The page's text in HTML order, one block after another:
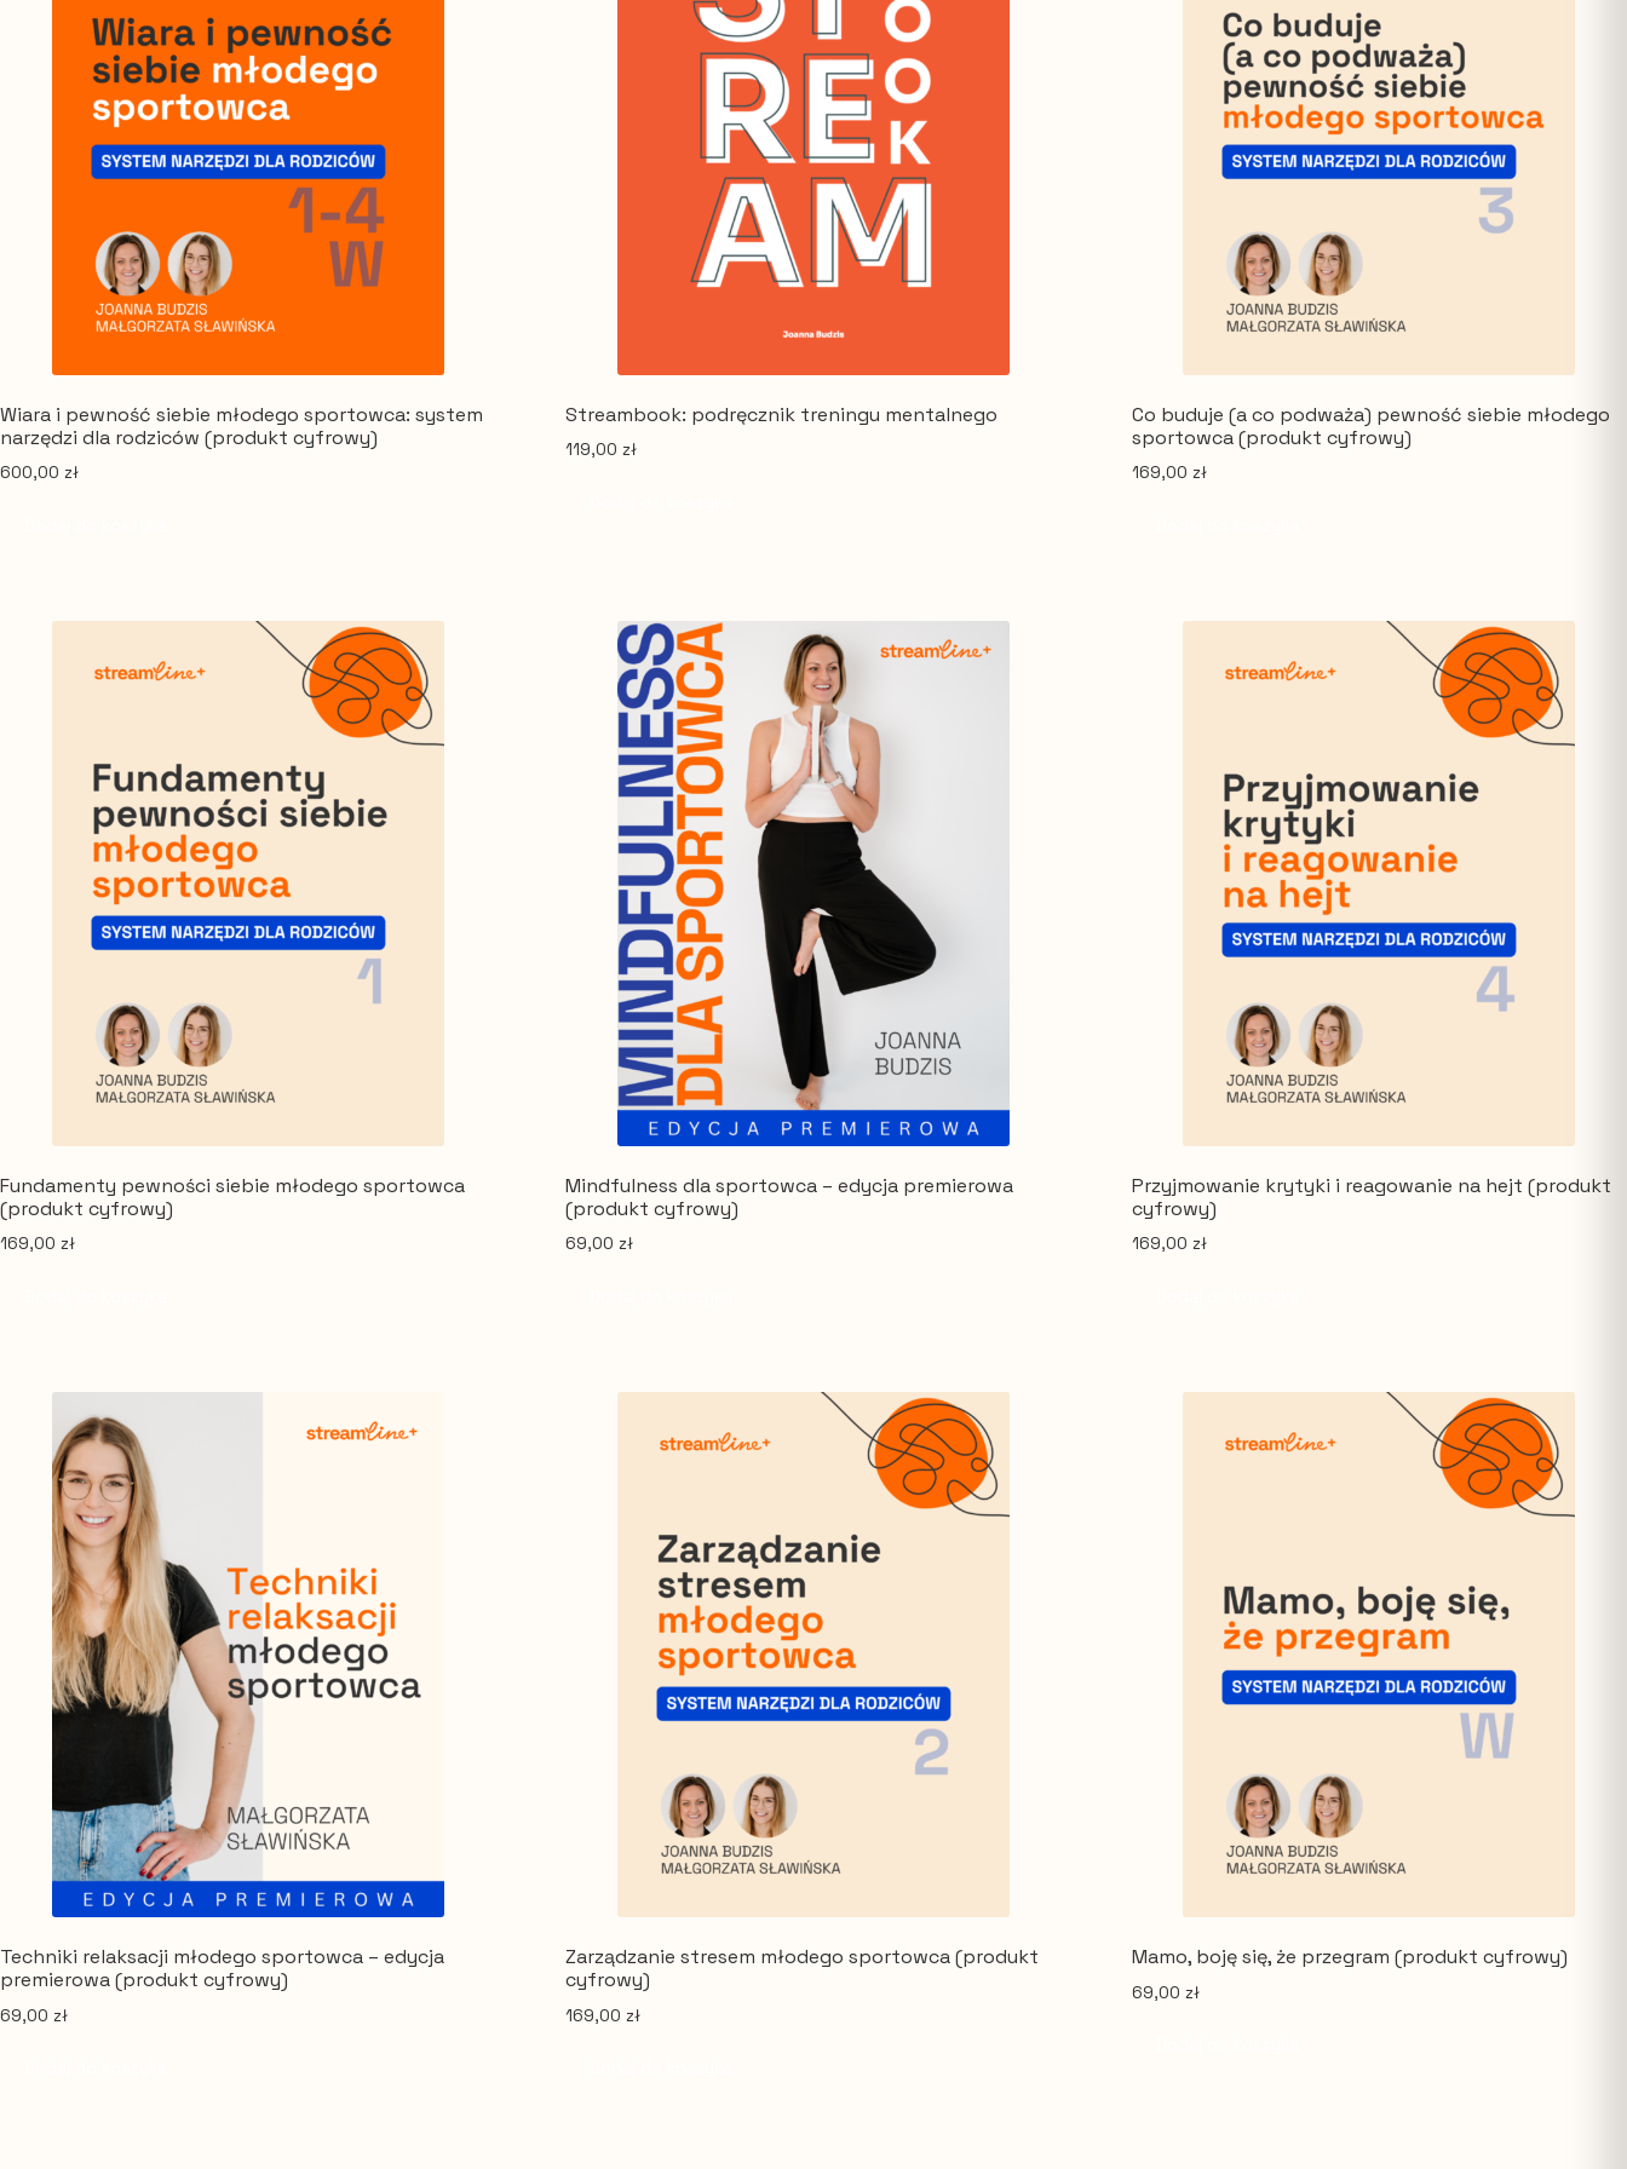
Wiara i pewność siebie młodego sportowca: system
narzędzi dla rodziców (produkt cyfrowy)
600,00 zł
Streambook: podręcznik treningu mentalnego
119,00zł
Co buduje (a co podważa) pewność siebie młodego
sportowca (produkt cyfrowy)
169,00 zł
Fundamenty pewności siebie młodego sportowca
(produkt cyfrowy)
169,00 zł
Mindfulness dla sportowca – edycja premierowa
(produkt cyfrowy)
69,00zł
Przyjmowanie krytyki i reagowanie na hejt (produkt
cyfrowy)
169,00 zł
Techniki relaksacji młodego sportowca – edycja
premierowa (produkt cyfrowy)
69,00 zł
Zarządzanie stresem młodego sportowca (produkt
cyfrowy)
169,00 zł
Mamo, boję się, że przegram (produkt cyfrowy)
69,00 zł